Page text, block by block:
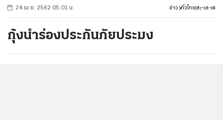
24 เม.ย. 2562 05:01 น. ข่าว ทั่วไทย สะ-เล-เต
กุ้งนำร่องประกันภัยประมง